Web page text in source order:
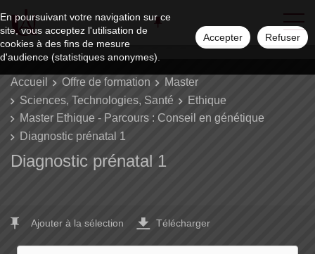
En poursuivant votre navigation sur ce
site, vous acceptez l'utilisation de
cookies à des fins de mesure
d'audience (statistiques anonymes).
Accepter Refuser
Accueil Offre de formation
Master
Sciences, Technologies, Santé
Ethique
Master Ethique - Parcours : Conseil en génétique
Diagnostic prénatal 1
Diagnostic prénatal 1
Ajouter à la sélection Télécharger